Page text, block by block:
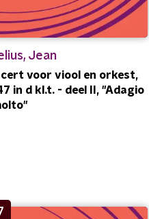
Jean
voor viool en orkest,
in d kl.t. - deel II, "Adagio